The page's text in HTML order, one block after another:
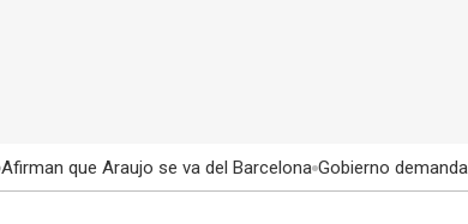
Afirman que Araujo se va del Barcelona Gobierno